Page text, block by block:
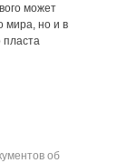
может
мира, но и в
пласта
об